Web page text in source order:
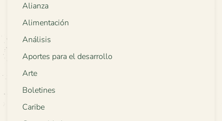
Alianza
Alimentación
Análisis
Aportes para el desarrollo
Arte
Boletines
Caribe